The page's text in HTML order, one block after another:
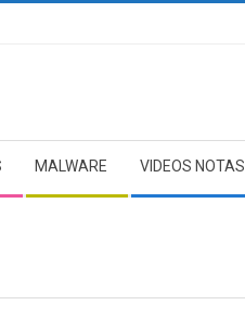
MALWARE VIDEOS NOTAS